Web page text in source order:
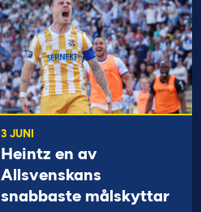
3 JUNI
Heintz en av
Allsvenskans
snabbaste målskyttar